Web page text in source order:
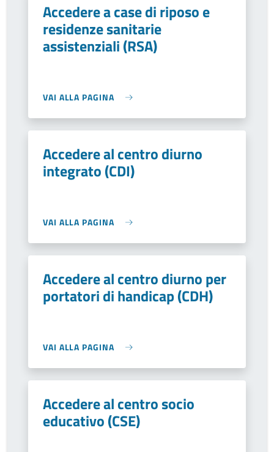
Accedere a case di riposo e
residenze sanitarie
assistenziali (RSA)
VAI ALLA PAGINA
Accedere al centro diurno
integrato (CDI)
VAI ALLA PAGINA
Accedere al centro diurno per
portatori di handicap (CDH)
VAI ALLA PAGINA
Accedere al centro socio
educativo (CSE)